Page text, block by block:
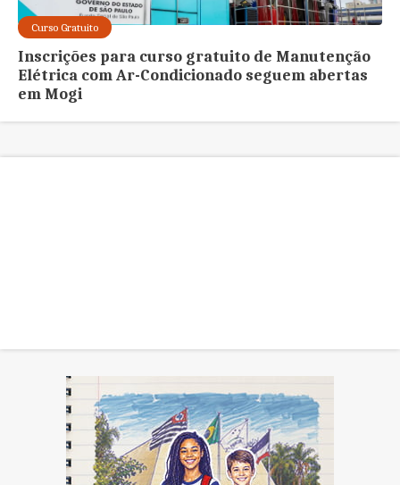
Curso Gratuito
Inscrições para curso gratuito de Manutenção
Elétrica com Ar-Condicionado seguem abertas
em Mogi